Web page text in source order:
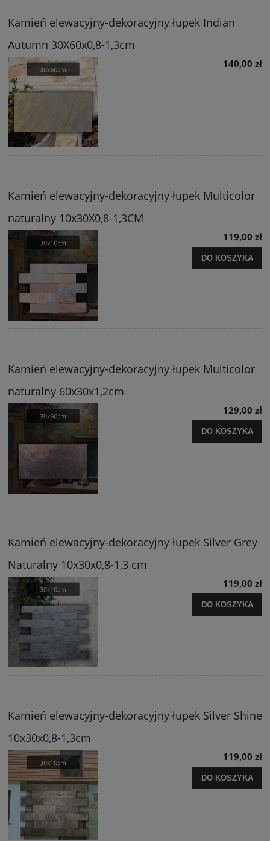
Kamień elewacyjny-dekoracyjny łupek Indian
Autumn 30X60x0,8-1,3cm
140,00 zł
Kamień elewacyjny-dekoracyjny łupek Multicolor
naturalny 10x30X0,8-1,3CM
119,00 zł
DO KOSZYKA
Kamień elewacyjny-dekoracyjny łupek Multicolor
naturalny 60x30x1,2cm
129,00 zł
DO KOSZYKA
Kamień elewacyjny-dekoracyjny łupek Silver Grey
Naturalny 10x30x0,8-1,3 cm
119,00 zł
DO KOSZYKA
Kamień elewacyjny-dekoracyjny łupek Silver Shine
10x30x0,8-1,3cm
119,00 zł
DO KOSZYKA